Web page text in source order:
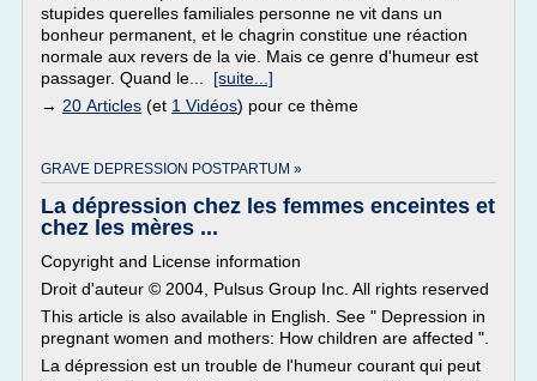
stupides querelles familiales personne ne vit dans un
bonheur permanent, et le chagrin constitue une réaction
normale aux revers de la vie. Mais ce genre d'humeur est
passager. Quand le... [suite...]
→ 20 Articles (et 1 Vidéos) pour ce thème
GRAVE DEPRESSION POSTPARTUM »
La dépression chez les femmes enceintes et
chez les mères ...
Copyright and License information
Droit d'auteur © 2004, Pulsus Group Inc. All rights reserved
This article is also available in English. See " Depression in
pregnant women and mothers: How children are affected ".
La dépression est un trouble de l'humeur courant qui peut